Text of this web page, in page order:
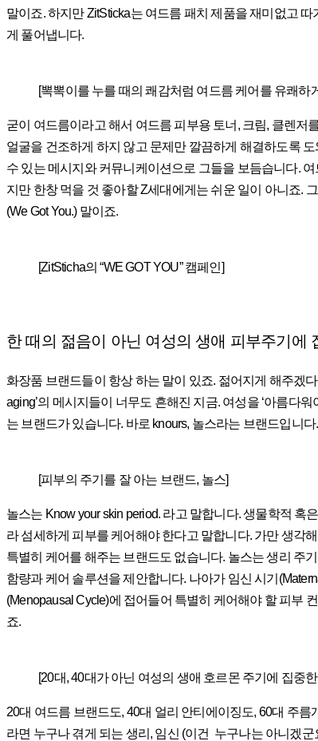
말이죠. 하지만 ZitSticka는 여드름 패치 제품을 재미없고
게 풀어냅니다.
[뽁뽁이를 누를 때의 쾌감처럼 여드름 케어를 유쾌하
굳이 여드름이라고 해서 여드름 피부용 토너, 크림, 클렌저
얼굴을 건조하게 하지 않고 문제만 깔끔하게 해결하도록
수 있는 메시지와 커뮤니케이션으로 그들을 보듬습니다.
지만 한창 먹을 것 좋아할 Z세대에게는 쉬운 일이 아니죠.
(We Got You.) 말이죠.
[ZitSticha의 “WE GOT YOU” 캠페인]
한 때의 젊음이 아닌 여성의 생애 피부주기에
화장품 브랜드들이 항상 하는 말이 있죠. 젊어지게 해주겠
aging’의 메시지들이 너무도 흔해진 지금. 여성을 ‘아름다
는 브랜드가 있습니다. 바로 knours, 놀스라는 브랜드입니다.
[피부의 주기를 잘 아는 브랜드, 놀스]
놀스는 Know your skin period. 라고 말합니다. 생물학적
라 섬세하게 피부를 케어해야 한다고 말합니다. 가만 생각
특별히 케어를 해주는 브랜드도 없습니다. 놀스는 생리 주
함량과 케어 솔루션을 제안합니다. 나아가 임신 시기
(Menopausal Cycle)에 접어들어 특별히 케어해야 할 피부
죠.
[20대, 40대가 아닌 여성의 생애 호르몬 주기에 집중
20대 여드름 브랜드도, 40대 얼리 안티에이징도, 60대 주
라면 누구나 겪게 되는 생리, 임신 (이건 누구나는 아니겠